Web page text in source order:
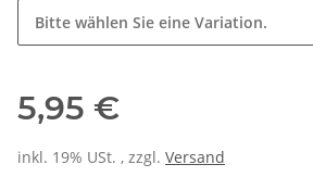
Bitte wählen Sie eine Variation.
5,95 €
inkl. 19% USt. , zzgl. Versand